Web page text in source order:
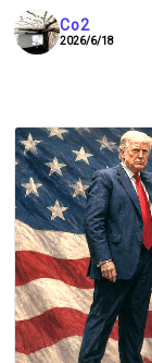
Co2
2026/6/18